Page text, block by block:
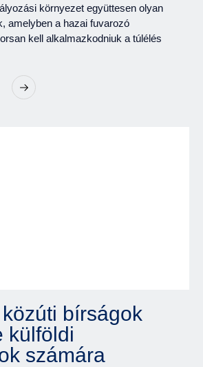
környezet együttesen olyan
amelyben a hazai fuvarozó
kell alkalmazkodniuk a túlélés
bírságok
külföldi
számára